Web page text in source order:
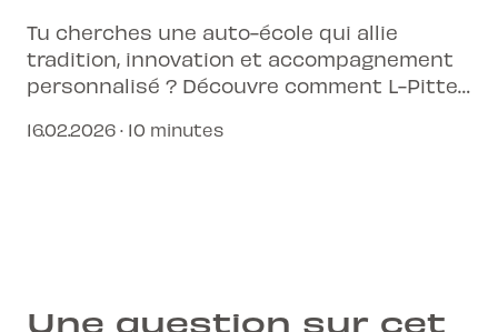
Tu cherches une auto-école qui allie
tradition, innovation et accompagnement
personnalisé ? Découvre comment L-Pittet
conduire.
16.02.2026 · 10 minutes
Une question sur cet